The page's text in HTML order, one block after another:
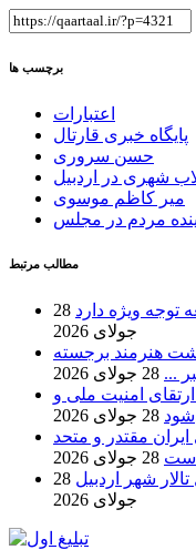
برچسب ها
اعتبارات
پایگاه خبری قارتال
حسن سروری
شهری در اردبیل
میر کاظم موسوی
مردم در مجلس
مطالب مرتبط
توجه ویژه دارد 28
جولای 2026
هنرمند برجسته
... 28 جولای 2026
ارتقای امنیت ملی و
28 جولای 2026
مقتدر و متحد
است 28 جولای 2026
28
جولای 2026